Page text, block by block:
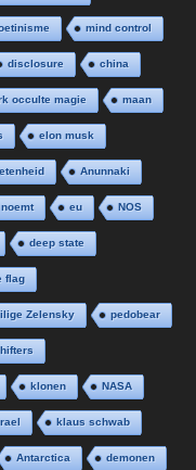
mind control
disclosure china
occulte magie maan
elon musk
Anunnaki
eu NOS
deep state
flag
Zelensky pedobear
klonen NASA
klaus schwab
Antarctica demonen